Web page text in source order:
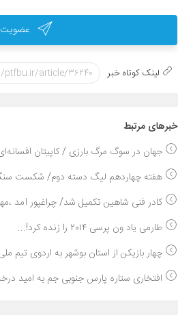
عضویت
لینک کوتاه خبر
خبر‌های مرتبط
جهان در سوگ مرگ‌ بارزی / کاپیتان
هفته چهاردهم لیگ دسته دوم/ شکست
کادر فنی شاهین تکمیل شد/ چراغپور آمد
طارمی یاد ون پرسی ۲۰۱۴ را زنده کرد!...
چهار بازیکن از استان بوشهر به اردوی تیم
افتخاری ستاره پارس جنوبی جم به